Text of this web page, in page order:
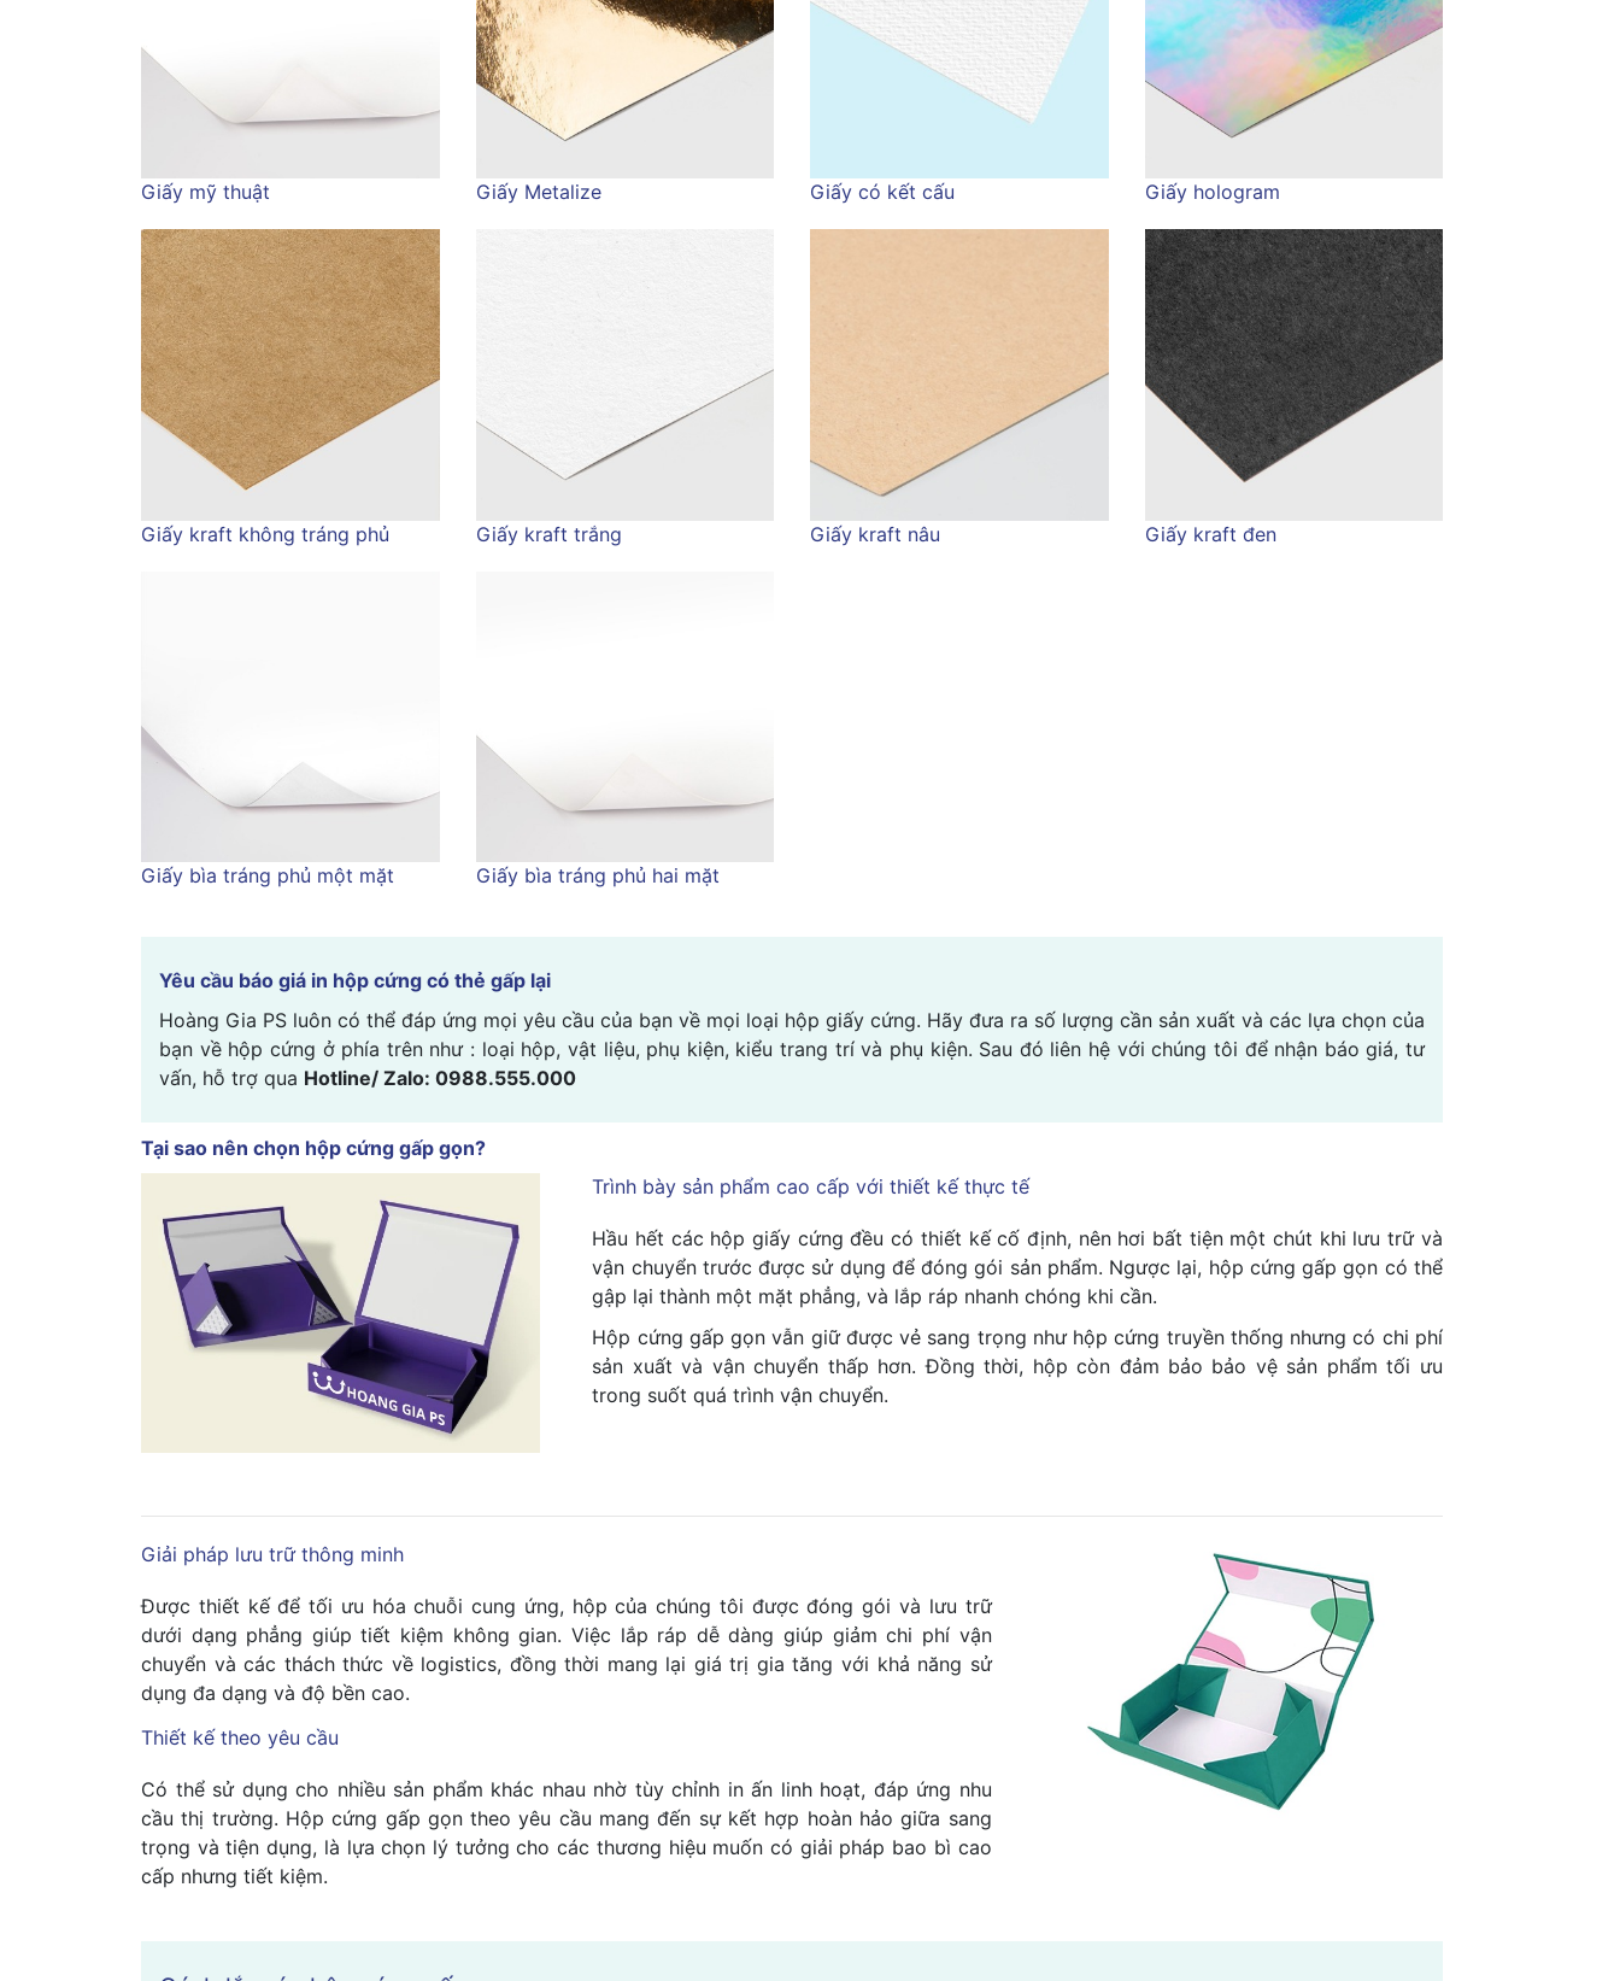
Giấy mỹ thuật Giấy Metalize Giấy có kết cấu Giấy hologram
Giấy kraft không tráng phủ Giấy kraft trắng Giấy kraft nâu Giấy kraft đen
Giấy bìa tráng phủ một mặt Giấy bìa tráng phủ hai mặt
Yêu cầu báo giá in hộp cứng có thẻ gấp lại
Hoàng Gia PS luôn có thể đáp ứng mọi yêu cầu của bạn về mọi loại hộp giấy cứng. Hãy đưa ra số lượng cần sản xuất và các lựa chọn của
bạn về hộp cứng ở phía trên như : loại hộp, vật liệu, phụ kiện, kiểu trang trí và phụ kiện. Sau đó liên hệ với chúng tôi để nhận báo giá, tư
vấn, hỗ trợ qua Hotline/ Zalo: 0988.555.000
Tại sao nên chọn hộp cứng gấp gọn?
Trình bày sản phẩm cao cấp với thiết kế thực tế
Hầu hết các hộp giấy cứng đều có thiết kế cố định, nên hơi bất tiện một chút khi lưu trữ và
vận chuyển trước được sử dụng để đóng gói sản phẩm. Ngược lại, hộp cứng gấp gọn có thể
gập lại thành một mặt phẳng, và lắp ráp nhanh chóng khi cần.
Hộp cứng gấp gọn vẫn giữ được vẻ sang trọng như hộp cứng truyền thống nhưng có chi phí
sản xuất và vận chuyển thấp hơn. Đồng thời, hộp còn đảm bảo bảo vệ sản phẩm tối ưu
trong suốt quá trình vận chuyển.
Giải pháp lưu trữ thông minh
Được thiết kế để tối ưu hóa chuỗi cung ứng, hộp của chúng tôi được đóng gói và lưu trữ
dưới dạng phẳng giúp tiết kiệm không gian. Việc lắp ráp dễ dàng giúp giảm chi phí vận
chuyển và các thách thức về logistics, đồng thời mang lại giá trị gia tăng với khả năng sử
dụng đa dạng và độ bền cao.
Thiết kế theo yêu cầu
Có thể sử dụng cho nhiều sản phẩm khác nhau nhờ tùy chỉnh in ấn linh hoạt, đáp ứng nhu
cầu thị trường. Hộp cứng gấp gọn theo yêu cầu mang đến sự kết hợp hoàn hảo giữa sang
trọng và tiện dụng, là lựa chọn lý tưởng cho các thương hiệu muốn có giải pháp bao bì cao
cấp nhưng tiết kiệm.